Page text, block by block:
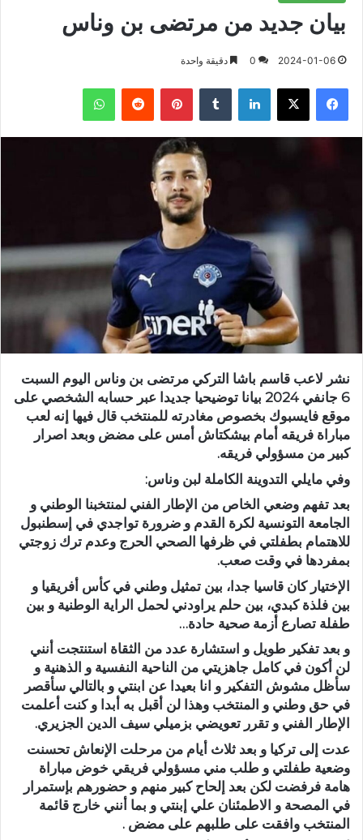
بيان جديد من مرتضى بن وناس
2024-01-06
0 دقيقة واحدة
فيسبوك X لينكدإن بينتيريست واتساب
نشر لاعب قاسم باشا التركي مرتضى بن وناس اليوم السبت
6 جانفي 2024 بيانا توضيحيا جديدا عبر حسابه الشخصي على
موقع فايسبوك بخصوص مغادرته للمنتخب قال فيها إنه لعب
مباراة فريقه أمام بيشكتاش أمس على مضض وبعد اصرار
كبير من مسؤولي فريقه.
وفي مايلي التدوينة الكاملة لبن وناس:
بعد تفهم وضعي الخاص من الإطار الفني لمنتخبنا الوطني و
الجامعة التونسية لكرة القدم و ضرورة تواجدي في إسطنبول
للاهتمام بطفلتي في ظرفها الصحي الحرج وعدم ترك زوجتي
بمفردها في وقت صعب.
الإختيار كان قاسيا جدا، بين تمثيل وطني في كأس أفريقيا و
بين فلذة كبدي، بين حلم يراودني لحمل الراية الوطنية و بين
طفلة تصارع أزمة صحية حادة…
و بعد تفكير طويل و استشارة عدد من الثقاة استنتجت أنني
لن أكون في كامل جاهزيتي من الناحية النفسية و الذهنية و
سأظل مشوش التفكير و انا بعيدا عن ابنتي و بالتالي سأقصر
في حق وطني و المنتخب وهذا لن أقبل به أبدا و كنت أعلمت
الإطار الفني و تقرر تعويضي بزميلي سيف الدين الجزيري.
عدت إلى تركيا و بعد ثلاث أيام من مرحلت الإنعاش تحسنت
وضعية طفلتي و طلب مني مسؤولي فريقي خوض مباراة
هامة فرفضت لكن بعد إلحاح كبير منهم و حضورهم بإستمرار
في المصحة و الاطمئنان علي إبنتي و بما أنني خارج قائمة
المنتخب وافقت على طلبهم على مضض .